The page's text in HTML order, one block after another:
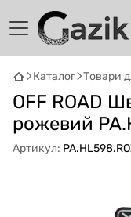
Каталог Товари
OFF ROAD
рожевий
Артикул:
GAZIKAI
Онлайн · пошук
Привіт! 👋 Я